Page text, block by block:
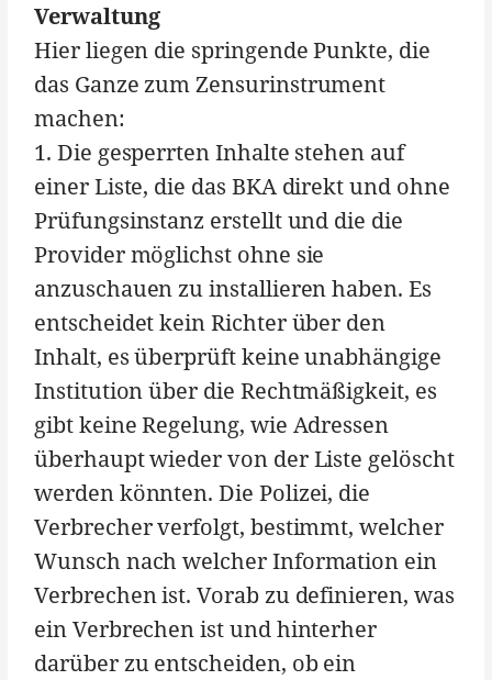
Verwaltung
Hier liegen die springende Punkte, die
das Ganze zum Zensurinstrument
machen:
1. Die gesperrten Inhalte stehen auf
einer Liste, die das BKA direkt und ohne
Prüfungsinstanz erstellt und die die
Provider möglichst ohne sie
anzuschauen zu installieren haben. Es
entscheidet kein Richter über den
Inhalt, es überprüft keine unabhängige
Institution über die Rechtmäßigkeit, es
gibt keine Regelung, wie Adressen
überhaupt wieder von der Liste gelöscht
werden könnten. Die Polizei, die
Verbrecher verfolgt, bestimmt, welcher
Wunsch nach welcher Information ein
Verbrechen ist. Vorab zu definieren, was
ein Verbrechen ist und hinterher
darüber zu entscheiden, ob ein